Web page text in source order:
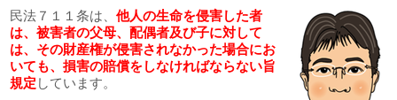
民法７１１条は、他人の生命を侵害した者
は、被害者の父母、配偶者及び子に対して
は、その財産権が侵害されなかった場合にお
いても、損害の賠償をしなければならない旨
規定 しています。